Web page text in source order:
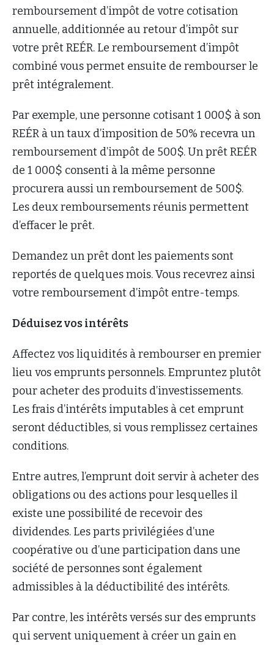
remboursement d’impôt de votre cotisation
annuelle, additionnée au retour d’impôt sur
votre prêt REÉR. Le remboursement d’impôt
combiné vous permet ensuite de rembourser le
prêt intégralement.
Par exemple, une personne cotisant 1 000$ à son
REÉR à un taux d’imposition de 50% recevra un
remboursement d’impôt de 500$. Un prêt REÉR
de 1 000$ consenti à la même personne
procurera aussi un remboursement de 500$.
Les deux remboursements réunis permettent
d’effacer le prêt.
Demandez un prêt dont les paiements sont
reportés de quelques mois. Vous recevrez ainsi
votre remboursement d’impôt entre-temps.
Déduisez vos intérêts
Affectez vos liquidités à rembourser en premier
lieu vos emprunts personnels. Empruntez plutôt
pour acheter des produits d’investissements.
Les frais d’intérêts imputables à cet emprunt
seront déductibles, si vous remplissez certaines
conditions.
Entre autres, l’emprunt doit servir à acheter des
obligations ou des actions pour lesquelles il
existe une possibilité de recevoir des
dividendes. Les parts privilégiées d’une
coopérative ou d’une participation dans une
société de personnes sont également
admissibles à la déductibilité des intérêts.
Par contre, les intérêts versés sur des emprunts
qui servent uniquement à créer un gain en